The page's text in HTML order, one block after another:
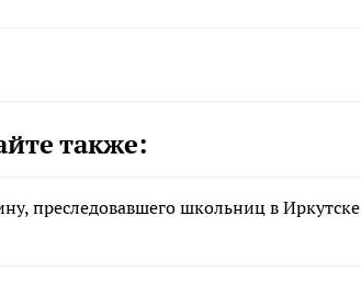
также:
преследовавшего школьниц в Иркутске